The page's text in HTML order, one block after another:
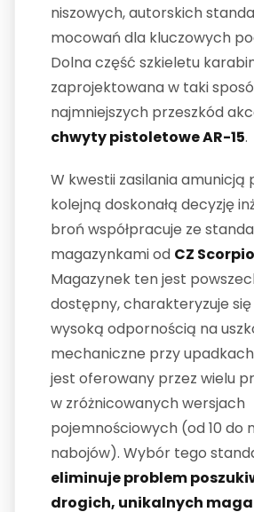
niszowych, autorskich
mocowań dla kluczowych
Dolna część szkieletu
zaprojektowana w taki
najmniejszych przeszkód
chwyty pistoletowe AR-15.
W kwestii zasilania amunicją
kolejną doskonałą decyzję
broń współpracuje ze
magazynkami od CZ
Magazynek ten jest
dostępny, charakteryzuje
wysoką odpornością na
mechaniczne przy
jest oferowany przez wielu
w zróżnicowanych wersjach
pojemnościowych (od 10 do
nabojów). Wybór tego
eliminuje problem
drogich, unikalnych